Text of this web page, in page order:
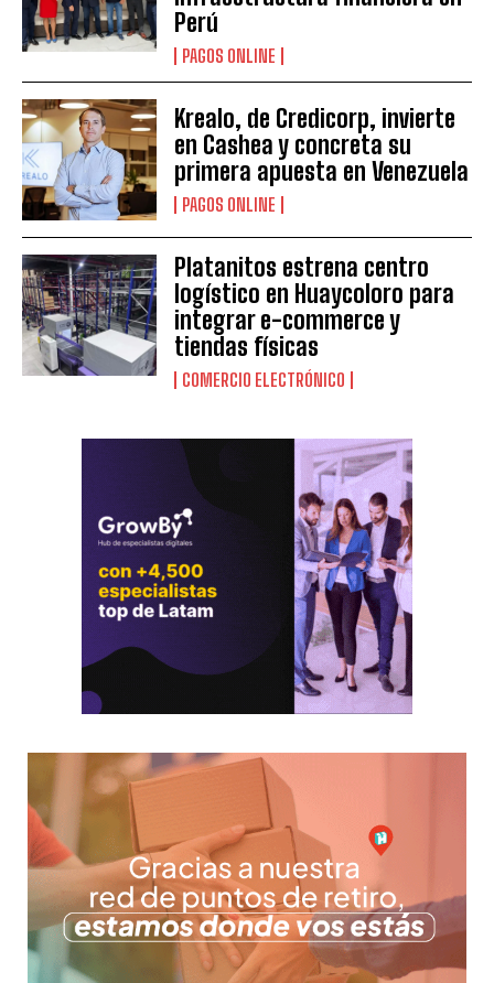
Perú
PAGOS ONLINE
Krealo, de Credicorp, invierte
en Cashea y concreta su
primera apuesta en Venezuela
PAGOS ONLINE
Platanitos estrena centro
logístico en Huaycoloro para
integrar e-commerce y
tiendas físicas
COMERCIO ELECTRÓNICO